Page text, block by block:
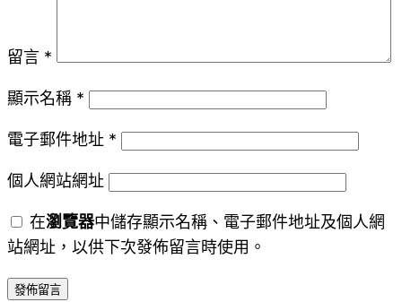
留言 *
顯示名稱 *
電子郵件地址 *
個人網站網址
在瀏覽器中儲存顯示名稱、電子郵件地址及個人網
站網址，以供下次發佈留言時使用。